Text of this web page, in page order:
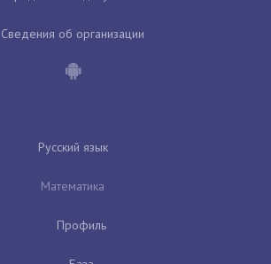
Сведения об организации
Русский язык
Математика
Профиль